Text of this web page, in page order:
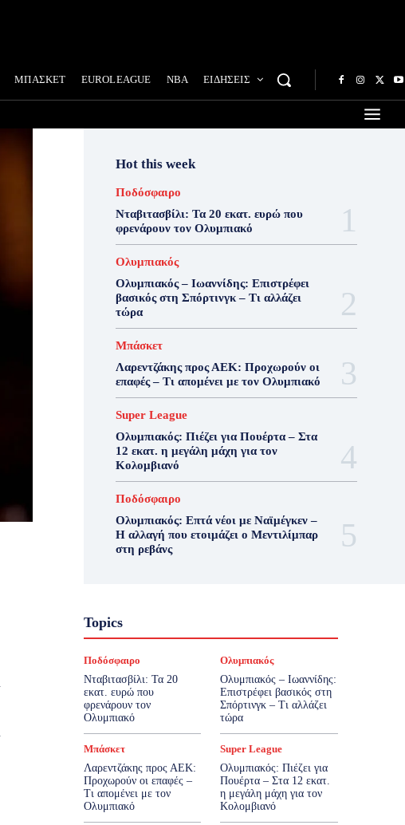
ΜΠΑΣΚΕΤ EUROLEAGUE NBA ΕΙΔΗΣΕΙΣ
Hot this week
Ποδόσφαιρο
Νταβιτασβίλι: Τα 20 εκατ. ευρώ που
φρενάρουν τον Ολυμπιακό
Ολυμπιακός
Ολυμπιακός – Ιωαννίδης: Επιστρέφει
βασικός στη Σπόρτινγκ – Τι αλλάζει
τώρα
Μπάσκετ
Λαρεντζάκης προς ΑΕΚ: Προχωρούν οι
επαφές – Τι απομένει με τον Ολυμπιακό
Super League
Ολυμπιακός: Πιέζει για Πουέρτα – Στα
12 εκατ. η μεγάλη μάχη για τον
Κολομβιανό
Ποδόσφαιρο
Ολυμπιακός: Επτά νέοι με Ναϊμέγκεν –
Η αλλαγή που ετοιμάζει ο Μεντιλίμπαρ
στη ρεβάνς
Topics
Ποδόσφαιρο
Νταβιτασβίλι: Τα 20
εκατ. ευρώ που
φρενάρουν τον
Ολυμπιακό
Ολυμπιακός
Ολυμπιακός – Ιωαννίδης:
Επιστρέφει βασικός στη
Σπόρτινγκ – Τι αλλάζει
τώρα
Μπάσκετ
Λαρεντζάκης προς ΑΕΚ:
Προχωρούν οι επαφές –
Τι απομένει με τον
Ολυμπιακό
Super League
Ολυμπιακός: Πιέζει για
Πουέρτα – Στα 12 εκατ.
η μεγάλη μάχη για τον
Κολομβιανό